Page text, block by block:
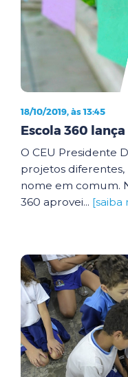
18/10/2019, às 13:45
Escola 360
O CEU Presidente
projetos
nome em comum.
360 aprovei... [saiba